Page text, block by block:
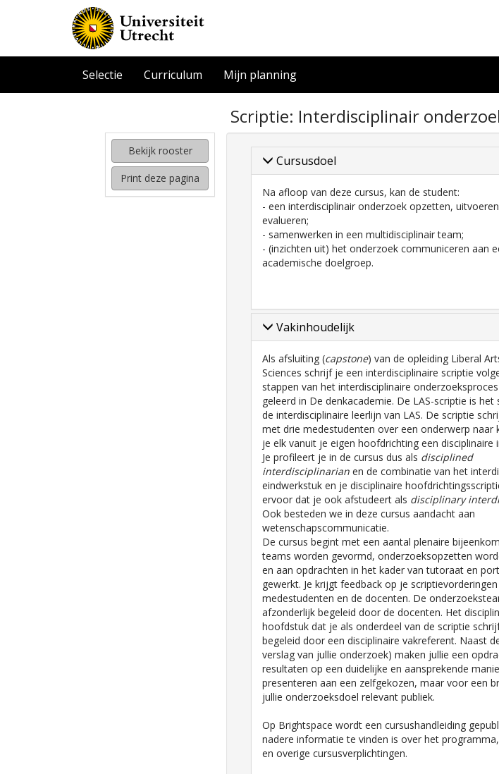
Selectie Curriculum Mijn planning
Scriptie: Interdisciplinair
Bekijk rooster
Print deze pagina
Cursusdoel
Na afloop van deze cursus, kan de student:
- een interdisciplinair onderzoek opzetten,
evalueren;
- samenwerken in een multidisciplinair team;
- (inzichten uit) het onderzoek communiceren aan
academische doelgroep.
Vakinhoudelijk
Als afsluiting (capstone) van de opleiding Liberal
Sciences schrijf je een interdisciplinaire scriptie
stappen van het interdisciplinaire
geleerd in De denkacademie. De LAS-scriptie is het
de interdisciplinaire leerlijn van LAS. De scriptie
met drie medestudenten over een onderwerp naar
je elk vanuit je eigen hoofdrichting een disciplinaire
Je profileert je in de cursus dus als disciplined
interdisciplinarian en de combinatie van het
eindwerkstuk en je disciplinaire
ervoor dat je ook afstudeert als disciplinary
Ook besteden we in deze cursus aandacht aan
wetenschapscommunicatie.
De cursus begint met een aantal plenaire
teams worden gevormd, onderzoeksopzetten
en aan opdrachten in het kader van tutoraat en
gewerkt. Je krijgt feedback op je
medestudenten en de docenten. De
afzonderlijk begeleid door de docenten. Het
hoofdstuk dat je als onderdeel van de scriptie
begeleid door een disciplinaire vakreferent. Naast
verslag van jullie onderzoek) maken jullie een
resultaten op een duidelijke en aansprekende
presenteren aan een zelfgekozen, maar voor een
jullie onderzoeksdoel relevant publiek.
Op Brightspace wordt een cursushandleiding
nadere informatie te vinden is over het
en overige cursusverplichtingen.